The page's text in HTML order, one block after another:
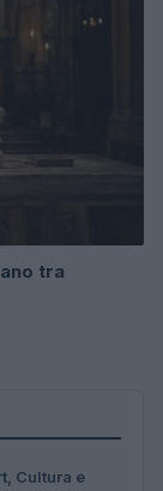
tra
Cultura e